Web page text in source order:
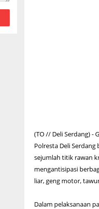
(TO // Deli Serdang) -
Polresta Deli
sejumlah titik rawan
mengantisipasi
liar, geng motor,
Dalam pelaksanaan